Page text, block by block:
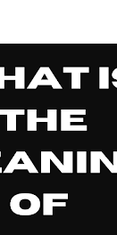
理，很容易忽略。
把新的入札仕様書
之后领取新的入札
我： 資格証明書并
新的入札仕様書时
有携带，对方这次